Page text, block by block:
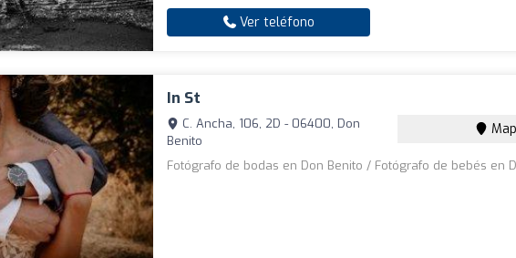
Ver teléfono
In St
C. Ancha, 106, 2D - 06400, Don
Benito
Fotógrafo de bodas en Don Benito / Fotógrafo de bebés en